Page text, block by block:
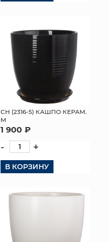
СН (2316-5) КАШПО КЕРАМ.
M
1 900 ₽
- +
В КОРЗИНУ